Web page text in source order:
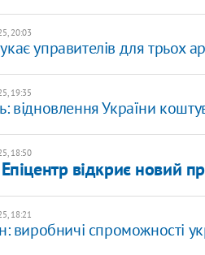
20:03
управителів для трьох
19:35
відновлення України
18:50
Епіцентр відкриє новий
18:21
виробничі спроможності